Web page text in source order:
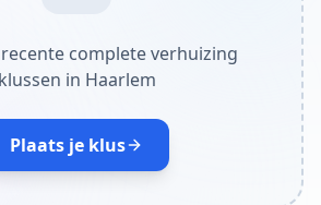
complete verhuizing
klussen in Haarlem
Plaats je klus